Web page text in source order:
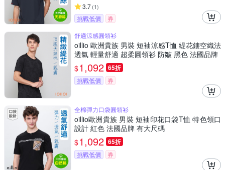
3.7(1)
挑戰低價
券
舒適涼感圓領衫
oillio 歐洲貴族 男裝 短袖涼感T恤 緹花鏤空織法
透氣 輕量舒適 超柔圓領衫 防皺 黑色 法國品牌
$1,092 65折
挑戰低價 券
全棉彈力口袋圓領衫
oillio歐洲貴族 男裝 短袖印花口袋T恤 特色領口
設計 紅色 法國品牌 有大尺碼
$1,092 65折
挑戰低價 券